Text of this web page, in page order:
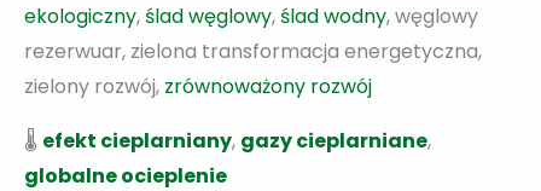
ekologiczny,ślad węglowy,ślad wodny, węglowy
rezerwuar, zielona transformacja energetyczna,
zielony rozwój, zrównoważony rozwój
🌡️ efekt cieplarniany, gazy cieplarniane,
globalne ocieplenie